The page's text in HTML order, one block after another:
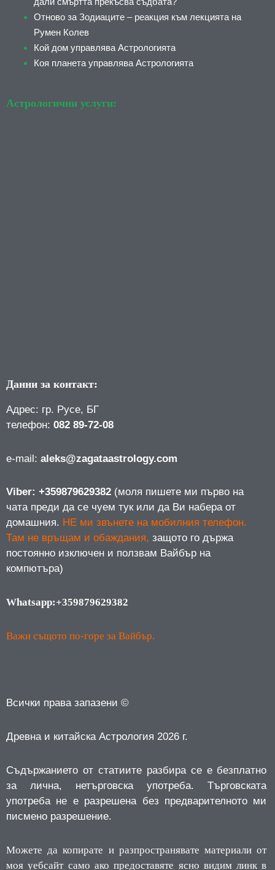
Отново за Зодиаците – реакция към лекцията на
Румен Колев
Кой дом управлява Астрологията
Коя планета управлява Астрологията
Астрологични услуги:
Данни за контакт:
Адрес: гр. Русе, БГ
телефон: 082 89-72-08
е-mail: aleks@zagataastrology.com
Viber: +359879629382 (моля пишете ми първо на
чата преди да се чуем тук или да Ви набера от
домашния. НЕ ми звънете на мобилния телефон.
Там не връщам и обаждания, защото го държа
постоянно изключен и ползвам Вайбър на
компютъра)
Whatsapp:+359879629382
Важи същото по-горе за Вайбър.
Всички права запазени ©
Древна и китайска Астрология 2026 г.
Съдържанието от статиите разбира се е безплатно
за лична, нетърговска употреба.
Търговската
употреба не е разрешена без предварителното ми
писмено разрешение.
Можете да копирате и разпространявате материали от
моя уебсайт само ако предоставяте ясно видим линк в